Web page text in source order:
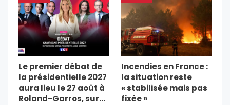
Le premier débat de
la présidentielle 2027
aura lieu le 27 août à
Roland-Garros, sur…
Incendies en France :
la situation reste
« stabilisée mais pas
fixée »